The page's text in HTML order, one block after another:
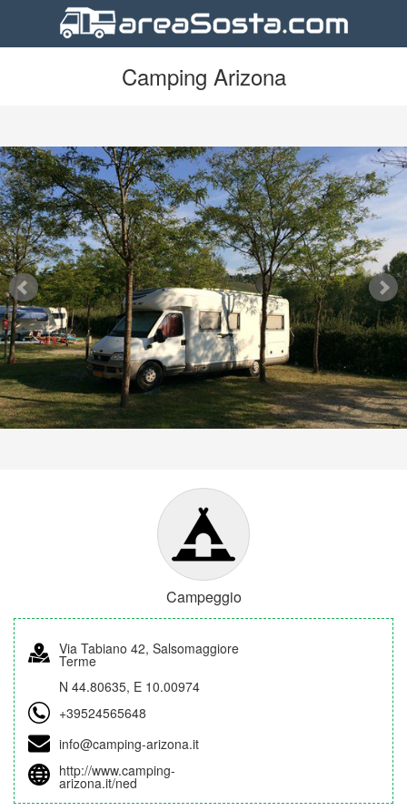
Camping Arizona
Campeggio
Via Tabiano 42, Salsomaggiore
Terme
N 44.80635, E 10.00974
+39524565648
info@camping-arizona.it
http://www.camping-
arizona.it/ned